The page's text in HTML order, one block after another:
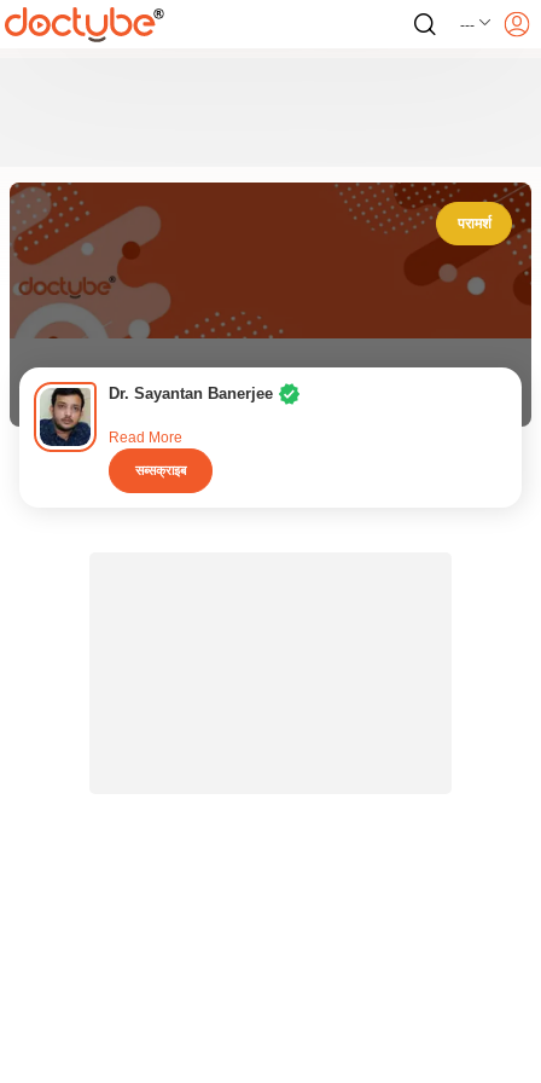
---
परामर्श
Dr. Sayantan Banerjee
Read More
सब्सक्राइब